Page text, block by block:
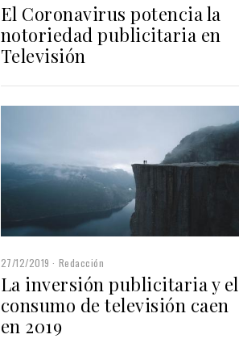
El Coronavirus potencia la
notoriedad publicitaria en
Televisión
27/12/2019 Redacción
La inversión publicitaria y el
consumo de televisión caen
en 2019